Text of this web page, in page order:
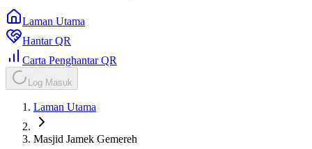
Laman Utama
Hantar QR
Carta Penghantar QR
Log Masuk
Laman Utama
Masjid Jamek Gemereh